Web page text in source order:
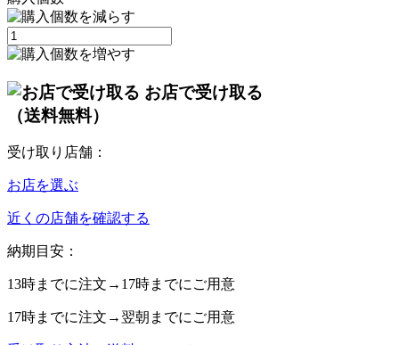
お店で受け取る
（送料無料）
受け取り店舗：
お店を選ぶ
近くの店舗を確認する
納期目安：
13時までに注文→ 17時までにご用意
17時までに注文→ 翌朝 までにご用意